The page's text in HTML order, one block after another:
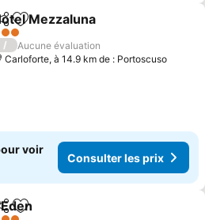
Ajouter à mes favoris
Mezzaluna
/
Aucune évaluation
Carloforte, à 14.9 km de : Portoscuso
voir
Consulter les prix
Ajouter à mes favoris